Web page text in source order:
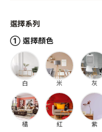
選擇系列
① 選擇顏色
白 米 灰
橘 紅 紫